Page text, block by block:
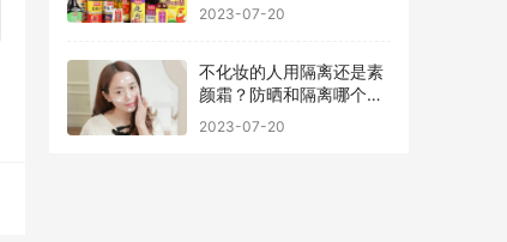
2023-07-20
不化妆的人用隔离还是素
颜霜？防晒和隔离哪个先
用最好
2023-07-20